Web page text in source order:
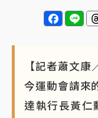
員工犯案 破案關
【記者蕭文
今運動會請來
達執行長黃仁